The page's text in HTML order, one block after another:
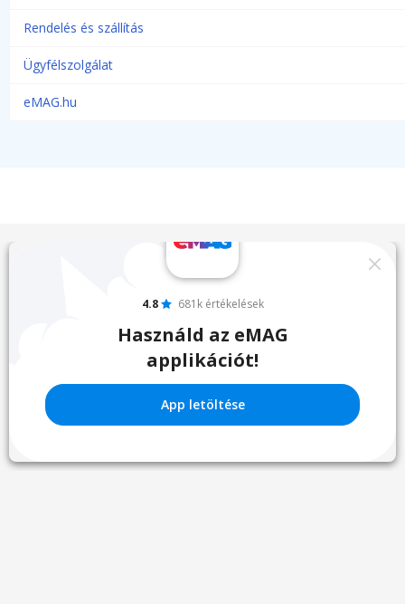
Rendelés és szállítás
Ügyfélszolgálat
eMAG.hu
4.8 681k értékelések
Használd az eMAG
applikációt!
App letöltése